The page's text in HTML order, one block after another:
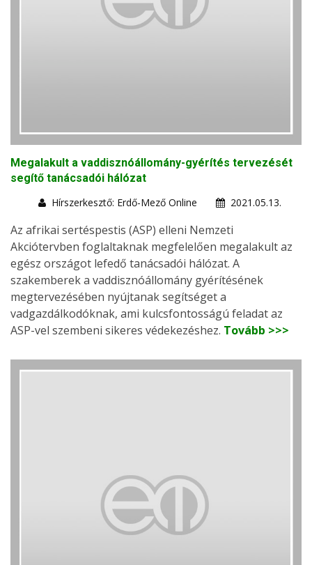
Megalakult a vaddisznóállomány-gyérítés tervezését
segítő tanácsadói hálózat
Hírszerkesztő: Erdő-Mező Online
2021.05.13.
Az afrikai sertéspestis (ASP) elleni Nemzeti
Akciótervben foglaltaknak megfelelően megalakult az
egész országot lefedő tanácsadói hálózat. A
szakemberek a vaddisznóállomány gyérítésének
megtervezésében nyújtanak segítséget a
vadgazdálkodóknak, ami kulcsfontosságú feladat az
ASP-vel szembeni sikeres védekezéshez. Tovább >>>